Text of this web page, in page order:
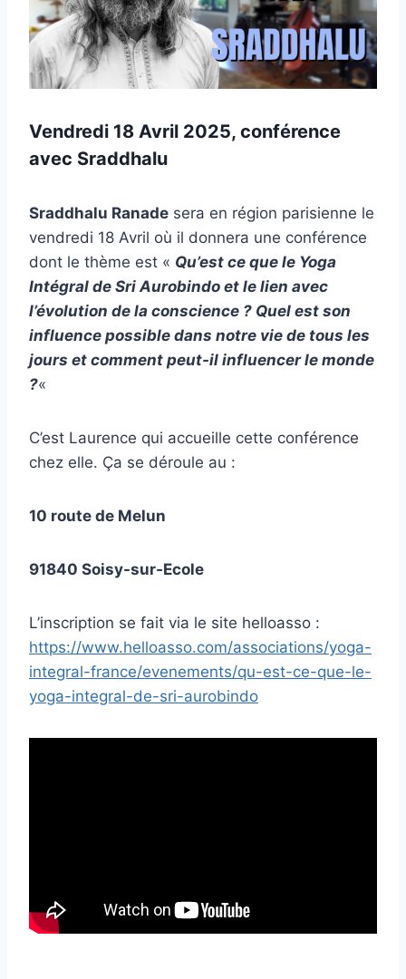
Vendredi 18 Avril 2025, conférence
avec Sraddhalu
Sraddhalu Ranade sera en région parisienne le
vendredi 18 Avril où il donnera une conférence
dont le thème est « Qu’est ce que le Yoga
Intégral de Sri Aurobindo et le lien avec
l’évolution de la conscience ? Quel est son
influence possible dans notre vie de tous les
jours et comment peut-il influencer le monde
?«
C’est Laurence qui accueille cette conférence
chez elle. Ça se déroule au :
10 route de Melun
91840 Soisy-sur-Ecole
L’inscription se fait via le site helloasso :
https://www.helloasso.com/associations/yoga-
integral-france/evenements/qu-est-ce-que-le-
yoga-integral-de-sri-aurobindo